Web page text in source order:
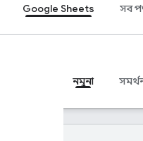
Google Sheets সব
নমুনা